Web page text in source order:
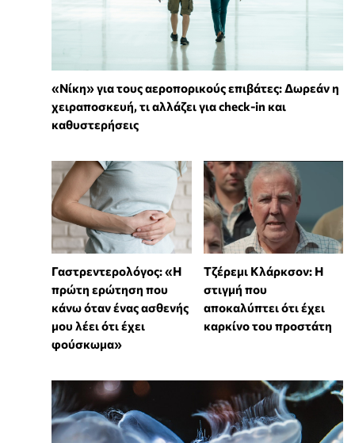
«Νίκη» για τους αεροπορικούς επιβάτες: Δωρεάν η
χειραποσκευή, τι αλλάζει για check-in και
καθυστερήσεις
Γαστρεντερολόγος: «Η
πρώτη ερώτηση που
κάνω όταν ένας ασθενής
μου λέει ότι έχει
φούσκωμα»
Τζέρεμι Κλάρκσον: Η
στιγμή που
αποκαλύπτει ότι έχει
καρκίνο του προστάτη